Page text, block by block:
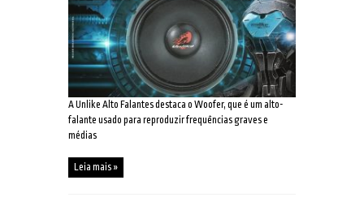
A Unlike Alto Falantes destaca o Woofer, que é um alto-
falante usado para reproduzir frequências graves e
médias
Leia mais »